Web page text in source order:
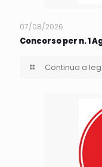
07/08/2026
Concorso per n. 1
Continua a